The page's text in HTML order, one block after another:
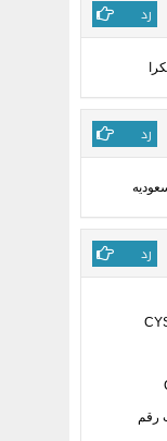
رد
رد
رد
رقم